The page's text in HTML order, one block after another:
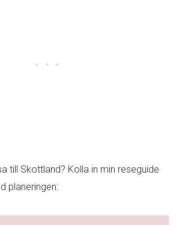
till Skottland? Kolla in min reseguide
planeringen: